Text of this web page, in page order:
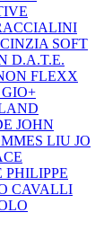
CINZIA SOFT
D.A.T.E.
FLEXX
GIO+
JOHN
LIU JO
PHILIPPE
CAVALLI